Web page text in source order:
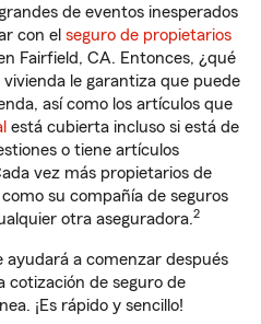
de eventos inesperados
con el seguro de propietarios
Fairfield, CA. Entonces, ¿qué
vivienda le garantiza que puede
así como los artículos que
está cubierta incluso si está de
o tiene artículos
vez más propietarios de
su compañía de seguros
otra aseguradora.2
ayudará a comenzar después
cotización de seguro de
¡Es rápido y sencillo!